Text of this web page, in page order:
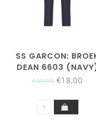
SS GARCON:
DEAN 6603
€59,99€18,00